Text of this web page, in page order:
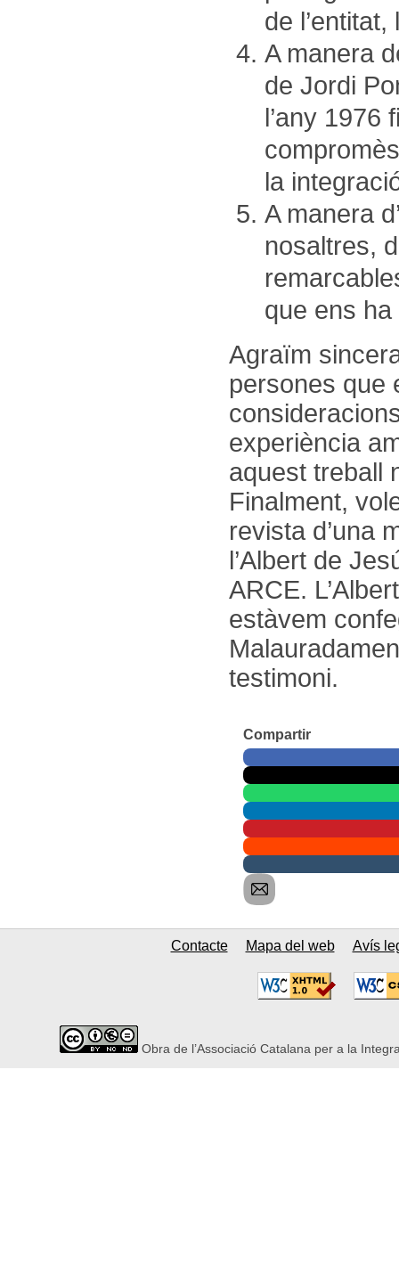
de
A manera
de Jordi
l’any 1976
la
A manera
nosaltres,
que ens ha
Agraïm
persones que
experiència
aquest treball
Finalment,
revista d’una
l’Albert de
ARCE.
estàvem
testimoni.
Compartir
Contacte Mapa del web Avís
Obra de l’Associació Catalana per a la